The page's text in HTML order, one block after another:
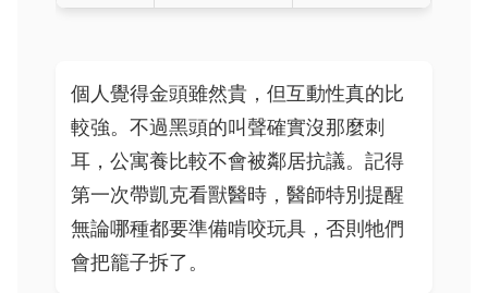
個人覺得金頭雖然貴，但互動性真的比
較強。不過黑頭的叫聲確實沒那麼刺
耳，公寓養比較不會被鄰居抗議。記得
第一次帶凱克看獸醫時，醫師特別提醒
無論哪種都要準備啃咬玩具，否則牠們
會把籠子拆了。